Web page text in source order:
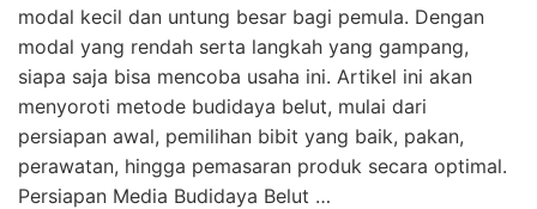
modal kecil dan untung besar bagi pemula. Dengan
modal yang rendah serta langkah yang gampang,
siapa saja bisa mencoba usaha ini. Artikel ini akan
menyoroti metode budidaya belut, mulai dari
persiapan awal, pemilihan bibit yang baik, pakan,
perawatan, hingga pemasaran produk secara optimal.
Persiapan Media Budidaya Belut …